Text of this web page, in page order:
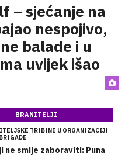
– sjećanje na
nespojivo,
balade i u
uvijek išao
BRANITELJI
TRIBINE U ORGANIZACIJI
ne smije zaboraviti: Puna